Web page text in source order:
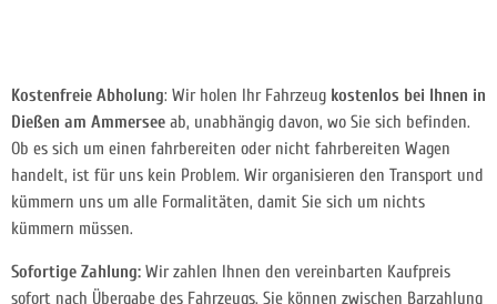
Kostenfreie Abholung: Wir holen Ihr Fahrzeug kostenlos bei Ihnen in
Dießen am Ammersee ab, unabhängig davon, wo Sie sich befinden.
Ob es sich um einen fahrbereiten oder nicht fahrbereiten Wagen
handelt, ist für uns kein Problem. Wir organisieren den Transport und
kümmern uns um alle Formalitäten, damit Sie sich um nichts
kümmern müssen.
Sofortige Zahlung: Wir zahlen Ihnen den vereinbarten Kaufpreis
sofort nach Übergabe des Fahrzeugs. Sie können zwischen Barzahlung